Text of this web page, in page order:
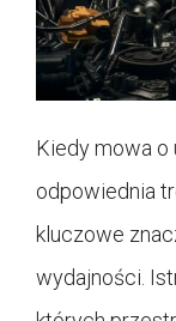
Kiedy mowa o
odpowiednia
kluczowe
wydajności.